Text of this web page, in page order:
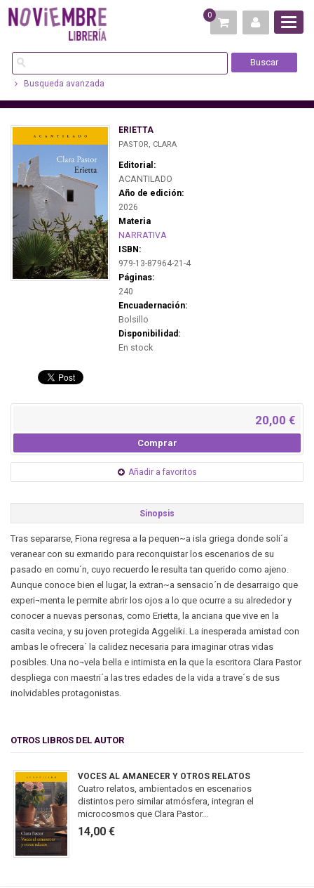
0
Busqueda avanzada
ERIETTA
PASTOR, CLARA
Editorial:
ACANTILADO
Año de edición:
2026
Materia
NARRATIVA
ISBN:
979-13-87964-21-4
Páginas:
240
Encuadernación:
Bolsillo
Disponibilidad:
En stock
20,00 €
Comprar
Añadir a favoritos
Sinopsis
Tras separarse, Fiona regresa a la pequen~a isla griega donde soli´a
veranear con su exmarido para reconquistar los escenarios de su
pasado en comu´n, cuyo recuerdo le resulta tan querido como ajeno.
Aunque conoce bien el lugar, la extran~a sensacio´n de desarraigo que
experi¬menta le permite abrir los ojos a lo que ocurre a su alrededor y
conocer a nuevas personas, como Erietta, la anciana que vive en la
casita vecina, y su joven protegida Aggeliki. La inesperada amistad con
ambas le ofrecera´ la calidez necesaria para imaginar otras vidas
posibles. Una no¬vela bella e intimista en la que la escritora Clara Pastor
despliega con maestri´a las tres edades de la vida a trave´s de sus
inolvidables protagonistas.
OTROS LIBROS DEL AUTOR
VOCES AL AMANECER Y OTROS RELATOS
Cuatro relatos, ambientados en escenarios
distintos pero similar atmósfera, integran el
microcosmos que Clara Pastor...
14,00 €